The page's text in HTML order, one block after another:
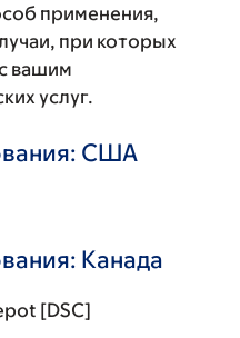
применения,
при которых
вашим
услуг.
США
Канада
[DSC]